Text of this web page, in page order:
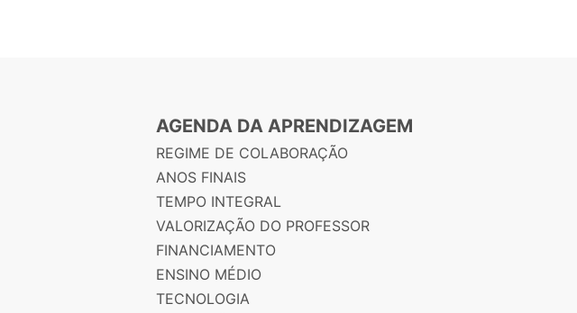
AGENDA DA APRENDIZAGEM
REGIME DE COLABORAÇÃO
ANOS FINAIS
TEMPO INTEGRAL
VALORIZAÇÃO DO PROFESSOR
FINANCIAMENTO
ENSINO MÉDIO
TECNOLOGIA